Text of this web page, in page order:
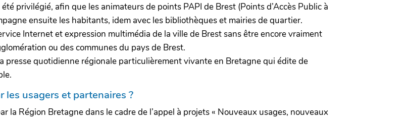
privilégié, afin que les animateurs de points PAPI de Brest (Points d’Accès Public à
ensuite les habitants, idem avec les bibliothèques et mairies de quartier.
Internet et expression multimédia de la ville de Brest sans être encore vraiment
ou des communes du pays de Brest.
presse quotidienne régionale particulièrement vivante en Bretagne qui édite de
usagers et partenaires ?
Région Bretagne dans le cadre de l’appel à projets « Nouveaux usages, nouveaux